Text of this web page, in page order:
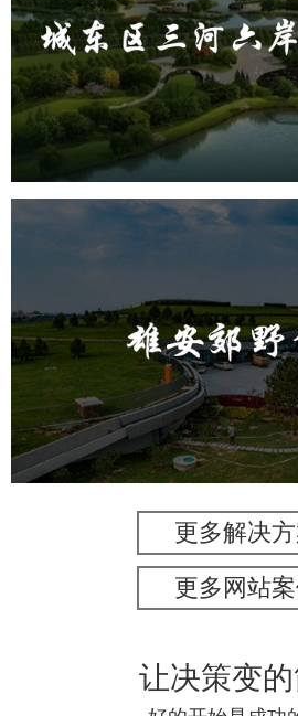
旅游休闲 公园 AI人工智能
AR太极
智能大数
旅游休闲 公园 AI人工智能
智能照明系统
智
更多解决
更多网站案
让决策变